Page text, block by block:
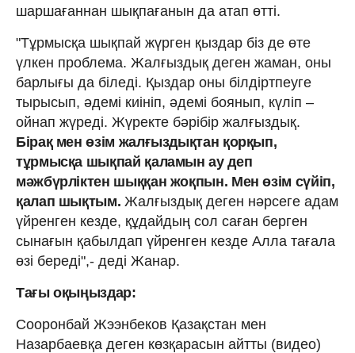
шаршағаннан шықпағанын да атап өтті.
"Тұрмысқа шықпай жүрген қыздар біз де өте
үлкен проблема. Жалғыздық деген жаман, оны
барлығы да біледі. Қыздар оны білдіртпеуге
тырысып, әдемі киініп, әдемі боянып, күліп –
ойнап жүреді. Жүректе бәрібір жалғыздық.
Бірақ мен өзім жалғыздықтан қорқып,
тұрмысқа шықпай қаламын ау деп
мәжбүрліктен шыққан жоқпын. Мен өзім сүйіп,
қалап шықтым. Жалғыздық деген нәрсеге адам
үйренген кезде, құдайдың сол саған берген
сынағын қабылдап үйренген кезде Алла тағала
өзі береді",- деді Жанар.
Тағы оқыңыздар:
Сооронбай Жээнбеков Қазақстан мен
Назарбаевқа деген көзқарасын айтты (видео)